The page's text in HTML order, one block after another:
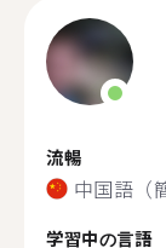
流暢
中国語（
学習中の言語